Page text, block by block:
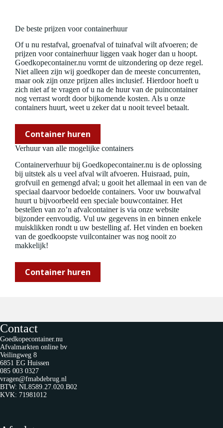
De beste prijzen voor containerhuur
Of u nu restafval, groenafval of tuinafval wilt afvoeren; de
prijzen voor containerhuur liggen vaak hoger dan u hoopt.
Goedkopecontainer.nu vormt de uitzondering op deze regel.
Niet alleen zijn wij goedkoper dan de meeste concurrenten,
maar ook zijn onze prijzen alles inclusief. Hierdoor hoeft u
zich niet af te vragen of u na de huur van de puincontainer
nog verrast wordt door bijkomende kosten. Als u onze
containers huurt, weet u zeker dat u nooit teveel betaalt.
Container huren
Verhuur van alle mogelijke containers
Containerverhuur bij Goedkopecontainer.nu is de oplossing
bij uitstek als u veel afval wilt afvoeren. Huisraad, puin,
grofvuil en gemengd afval; u gooit het allemaal in een van de
speciaal daarvoor bedoelde containers. Voor uw bouwafval
huurt u bijvoorbeeld een speciale bouwcontainer. Het
bestellen van zo’n afvalcontainer is via onze website
bijzonder eenvoudig. Vul uw gegevens in en binnen enkele
muisklikken rondt u uw bestelling af. Het vinden en boeken
van de goedkoopste vuilcontainer was nog nooit zo
makkelijk!
Container huren
Contact
Goedkopecontainer.nu
Afvalmarkten online bv
Veilingweg 8
6851 EG Huissen
085 003 0327
vragen@fmabdebrug.nl
BTW: NL8589.27.020.B02
KVK: 71981012